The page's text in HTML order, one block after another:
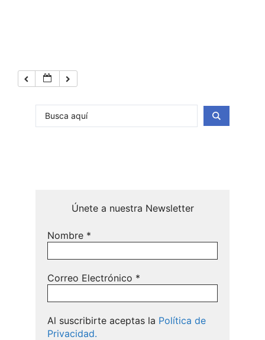
Únete a nuestra Newsletter
Nombre *
Correo Electrónico *
Al suscribirte aceptas la Política de
Privacidad.